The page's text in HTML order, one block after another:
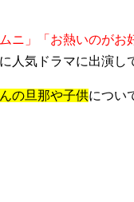
ムニ」「お熱いのがお
人気ドラマに出演し
の旦那や子供につい